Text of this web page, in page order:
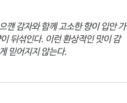
깬 감자와 함께 고소한 향이 입안 가
뒤섞인다. 이런 환상적인 맛이 감
믿어지지 않는다.